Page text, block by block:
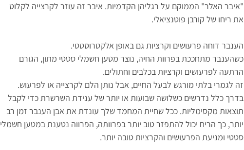
"איבר האלר" הממוקם על רגליהן הקדמיות. איבר זה עוזר לקרצייה לקלוט
את ריחו של קורבן פוטנציאלי.
הענבר דוחה פרעושים וקרציות גם באופן אלקטרוסטטי.
כשהענבר מתחככת בפרוות החיה, נוצר מטען חשמלי סטטי מתון, הגורם
הרתעה לפרעושים וקרציות בכלבים וחתולים.
זה לגמרי בלתי מורגש לבעל החיים, אבל נותן הלם לקרצייה או לפרעוש.
בדרך כלל נדרשים כשלושה שבועות או יותר של ענידת השרשרת כדי לקבל
תוצאות מקסימליות. ככל שחיית המחמד שלך עונדת את אבן הענבר זמן רב
יותר, כך הריח יכול להתפזר טוב יותר בפרוותה, הפרווה נטענת במטען חשמלי
סטטי ומניעת הפרעושים והקרציות טובה יותר.